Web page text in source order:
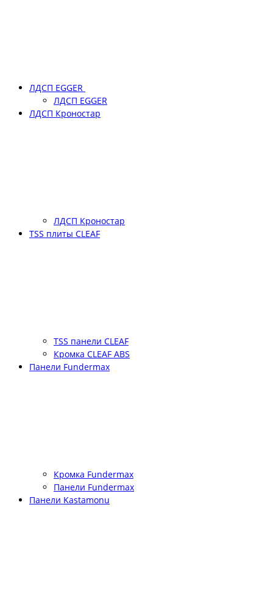
ЛДСП EGGER
ЛДСП EGGER
ЛДСП Кроностар
ЛДСП Кроностар
TSS плиты CLEAF
TSS панели CLEAF
Кромка CLEAF ABS
Панели Fundermax
Кромка Fundermax
Панели Fundermax
Панели Kastamonu